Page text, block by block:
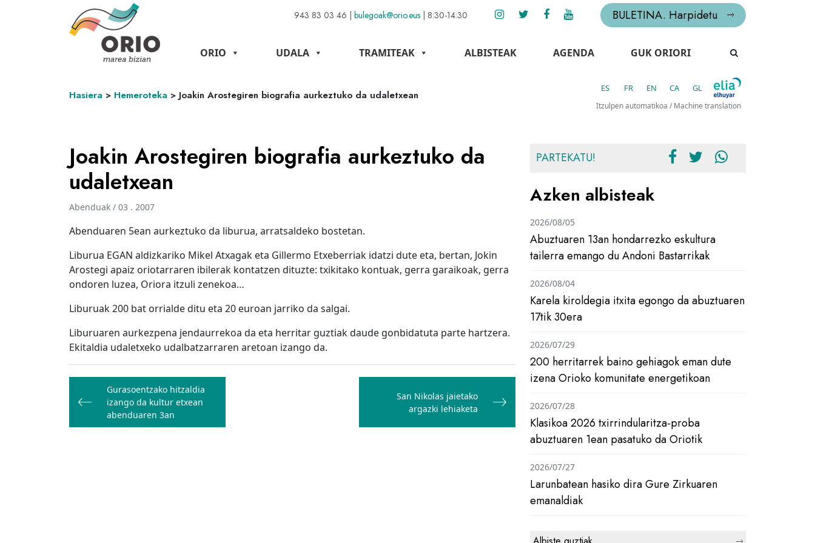
943 83 03 46 | bulegoak@orio.eus | 8:30-14:30 BULETINA. Harpidetu
ORIO UDALA TRAMITEAK ALBISTEAK AGENDA GUK ORIORI
Hasiera > Hemeroteka > Joakin Arostegiren biografia aurkeztuko da udaletxean
ES FR EN CA GL
Itzulpen automatikoa / Machine translation
Joakin Arostegiren biografia aurkeztuko da
udaletxean
Abenduak / 03 . 2007
Abenduaren 5ean aurkeztuko da liburua, arratsaldeko bostetan.
Liburua EGAN aldizkariko Mikel Atxagak eta Gillermo Etxeberriak idatzi dute eta, bertan, Jokin
Arostegi apaiz oriotarraren ibilerak kontatzen dituzte: txikitako kontuak, gerra garaikoak, gerra
ondoren luzea, Oriora itzuli zenekoa…
Liburuak 200 bat orrialde ditu eta 20 euroan jarriko da salgai.
Liburuaren aurkezpena jendaurrekoa da eta herritar guztiak daude gonbidatuta parte hartzera.
Ekitaldia udaletxeko udalbatzarraren aretoan izango da.
Bidalketetan
zehar
nabigatu
Gurasoentzako hitzaldia
izango da kultur etxean
abenduaren 3an
San Nikolas jaietako
argazki lehiaketa
PARTEKATU!
Azken albisteak
Abuztuaren 13an hondarrezko eskultura
tailerra emango du Andoni Bastarrikak
2026/08/05
Karela kiroldegia itxita egongo da abuztuaren
17tik 30era
2026/08/04
200 herritarrek baino gehiagok eman dute
izena Orioko komunitate energetikoan
2026/07/29
Klasikoa 2026 txirrindularitza-proba
abuztuaren 1ean pasatuko da Oriotik
2026/07/28
Larunbatean hasiko dira Gure Zirkuaren
emanaldiak
2026/07/27